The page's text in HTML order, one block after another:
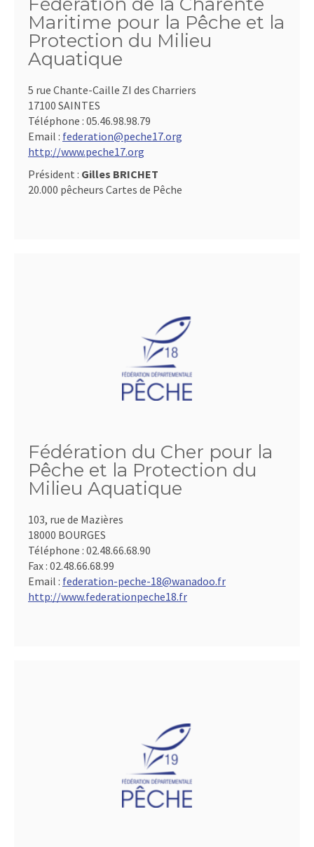
Maritime pour la Pêche et la
Protection du Milieu
Aquatique
5 rue Chante-Caille ZI des Charriers
17100 SAINTES
Téléphone : 05.46.98.98.79
Email : federation@peche17.org
http://www.peche17.org
Président : Gilles BRICHET
20.000 pêcheurs Cartes de Pêche
Fédération du Cher pour la
Pêche et la Protection du
Milieu Aquatique
103, rue de Mazières
18000 BOURGES
Téléphone : 02.48.66.68.90
Fax : 02.48.66.68.99
Email : federation-peche-18@wanadoo.fr
http://www.federationpeche18.fr